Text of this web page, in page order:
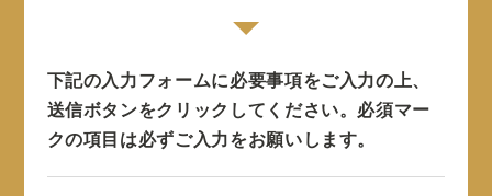
下記の入力フォームに必要事項をご入力の上、
送信ボタンをクリックしてください。 必須マー
クの項目は必ずご入力をお願いします。